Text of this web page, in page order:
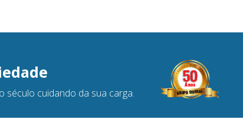
século cuidando da sua carga.